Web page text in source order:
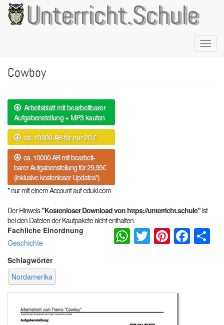
Direkt
zum
Inhalt
Unterricht.Schule
Cowboy
Arbeitsblatt mit bearbeitbarer
Aufgabenstellung + MP3 kaufen
ca. 10000 AB für nur 20 €
ca. 10000 AB mit bearbeit-
barer Aufgabenstellung für 29,99€
(inklusive kostenloser Updates*)
* nur mit einem Account auf eduki.com
Der Hinweis"Kostenloser Download von https://unterricht.schule"ist
bei den Dateien der Kaufpakete nicht enthalten.
Fachliche Einordnung
Geschichte
Schlagwörter
Nordamerika
WhatsApp
Twitter